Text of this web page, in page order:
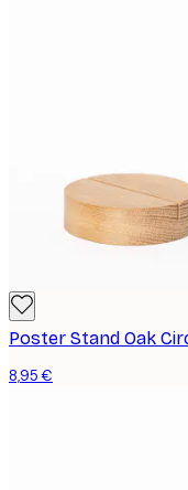
Poster Stand Oak
8,95 €